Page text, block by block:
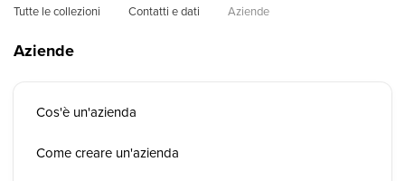
Tutte le collezioni Contatti e dati Aziende
Aziende
Cos'è un'azienda
Come creare un'azienda